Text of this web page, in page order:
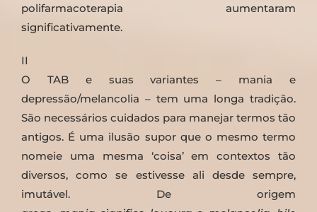
polifarmacoterapia aumentaram
significativamente.
II
O TAB e suas variantes – mania e
depressão/melancolia – tem uma longa tradição.
São necessários cuidados para manejar termos tão
antigos. É uma ilusão supor que o mesmo termo
nomeie uma mesma ‘coisa’ em contextos tão
diversos, como se estivesse ali desde sempre,
imutável. De origem